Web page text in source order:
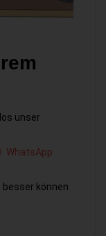
unser
WhatsApp
besser können